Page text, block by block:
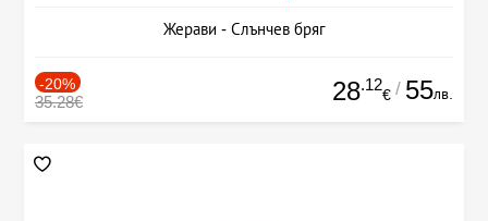
Жерави - Слънчев бряг
-20%
35.28€ 28.12
€ / 55лв.